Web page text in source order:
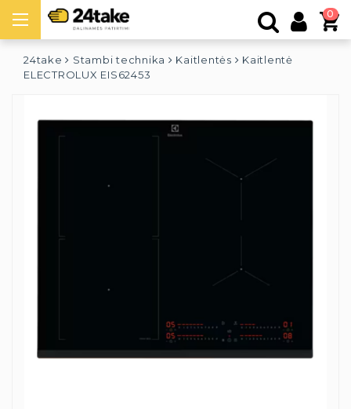
0
24take Stambi technika Kaitlentės
Kaitlentė
ELECTROLUX EIS62453